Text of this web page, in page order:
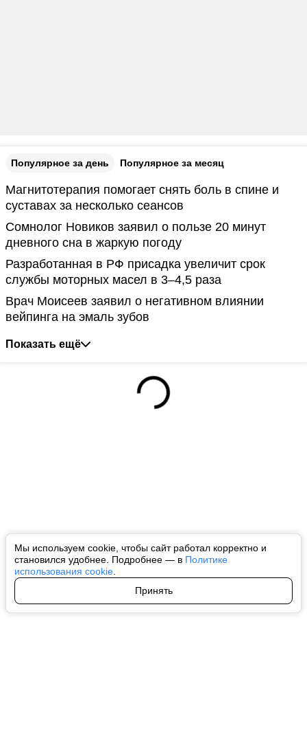
Мы используем cookie, чтобы сайт работал корректно и
становился удобнее. Подробнее — в Политике
использования cookie
Принять
Популярное за день Популярное за месяц
Магнитотерапия помогает снять боль в спине и
суставах за несколько сеансов
Сомнолог Новиков заявил о пользе 20 минут
дневного сна в жаркую погоду
Разработанная в РФ присадка увеличит срок
службы моторных масел в 3–4,5 раза
Врач Моисеев заявил о негативном влиянии
вейпинга на эмаль зубов
Показать ещё